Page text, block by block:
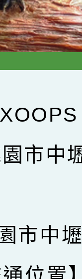
XOOPS
市中
市中